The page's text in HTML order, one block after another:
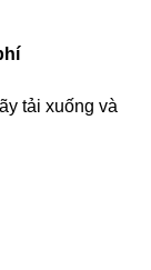
tải xuống và